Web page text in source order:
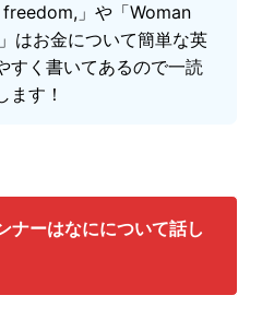
」や「Woman
はお金について簡単な英
すく書いてあるので一読
ます！
ナーはなにについて話し